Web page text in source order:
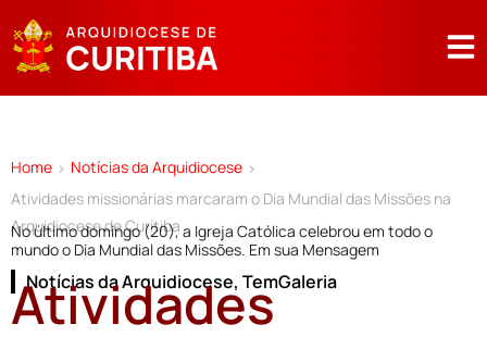
Home > Notícias da Arquidiocese >
Atividades missionárias marcaram o Dia Mundial das Missões na
Arquidiocese de Curitiba
No último domingo (20), a Igreja Católica celebrou em todo o
mundo o Dia Mundial das Missões. Em sua Mensagem
Notícias da Arquidiocese, TemGaleria
Atividades